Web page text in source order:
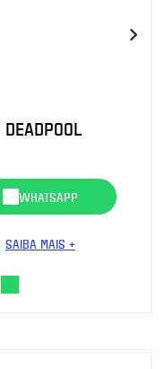
WHATSAPP
SAIBA MAIS +